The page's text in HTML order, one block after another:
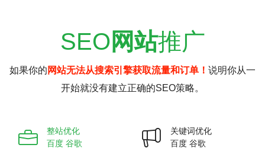
SEO 网站推广
如果你的 网站无法从搜索引擎获取流量和订单！ 说明你从一
开始就没有建立正确的SEO策略。
整站优化
百度 谷歌
关键词优化
百度 谷歌